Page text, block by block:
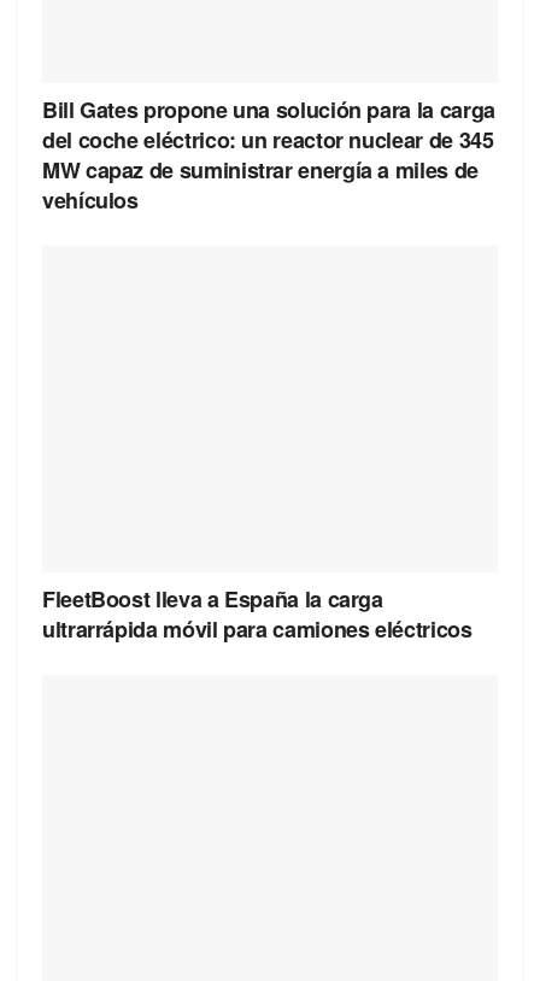
Bill Gates propone una solución para la carga
del coche eléctrico: un reactor nuclear de 345
MW capaz de suministrar energía a miles de
vehículos
FleetBoost lleva a España la carga
ultrarrápida móvil para camiones eléctricos